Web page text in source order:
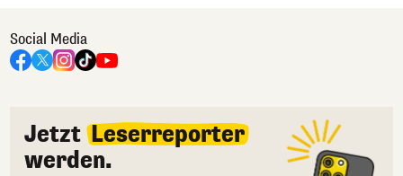
Social Media
Jetzt Leserreporter
werden.